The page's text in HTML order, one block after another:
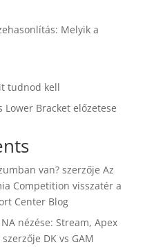
Melyik a
tudnod kell
Lower Bracket előzetese
van?szerzője Az
Competition visszatér a
Center Blog
nézése: Stream, Apex
szerzője DK vs GAM